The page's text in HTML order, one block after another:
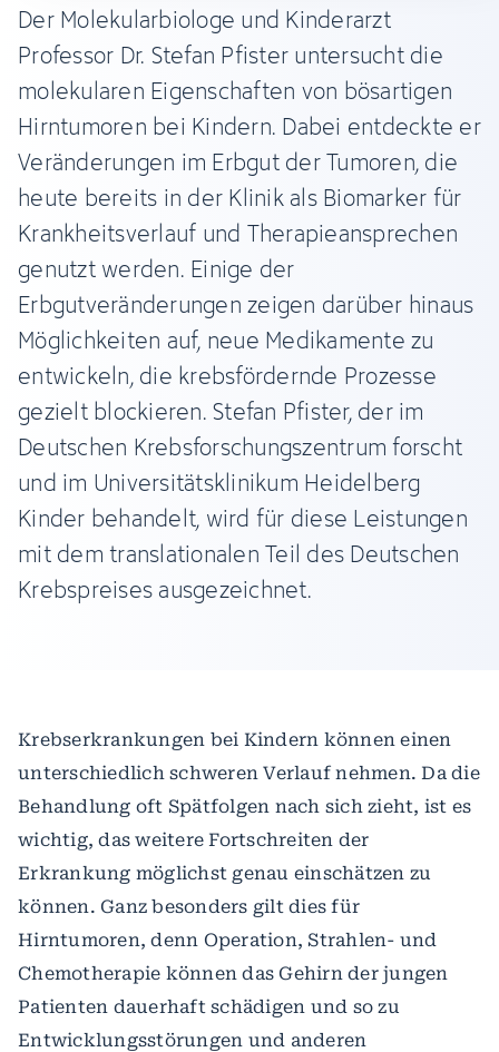
Der Molekularbiologe und Kinderarzt
Professor Dr. Stefan Pfister untersucht die
molekularen Eigenschaften von bösartigen
Hirntumoren bei Kindern. Dabei entdeckte er
Veränderungen im Erbgut der Tumoren, die
heute bereits in der Klinik als Biomarker für
Krankheitsverlauf und Therapieansprechen
genutzt werden. Einige der
Erbgutveränderungen zeigen darüber hinaus
Möglichkeiten auf, neue Medikamente zu
entwickeln, die krebsfördernde Prozesse
gezielt blockieren. Stefan Pfister, der im
Deutschen Krebsforschungszentrum forscht
und im Universitätsklinikum Heidelberg
Kinder behandelt, wird für diese Leistungen
mit dem translationalen Teil des Deutschen
Krebspreises ausgezeichnet.
Krebserkrankungen bei Kindern können einen
unterschiedlich schweren Verlauf nehmen. Da die
Behandlung oft Spätfolgen nach sich zieht, ist es
wichtig, das weitere Fortschreiten der
Erkrankung möglichst genau einschätzen zu
können. Ganz besonders gilt dies für
Hirntumoren, denn Operation, Strahlen- und
Chemotherapie können das Gehirn der jungen
Patienten dauerhaft schädigen und so zu
Entwicklungsstörungen und anderen